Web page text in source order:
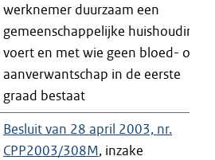
werknemer duurzaam een
gemeenschappelijke huishouding
voert en met wie geen bloed- of
aanverwantschap in de eerste
graad bestaat
Besluit van 28 april 2003, nr.
CPP2003/308M, inzake